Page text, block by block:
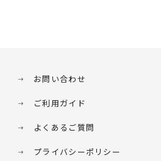
お問い合わせ
ご利用ガイド
よくあるご質問
プライバシーポリシー